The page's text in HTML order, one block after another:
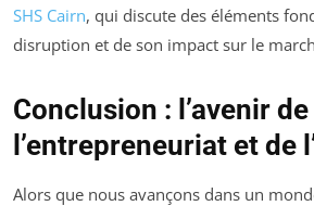
SHS Cairn, qui discute des éléments
disruption et de son impact sur le
Conclusion : l’avenir de
l’entrepreneuriat et de
Alors que nous avançons dans un